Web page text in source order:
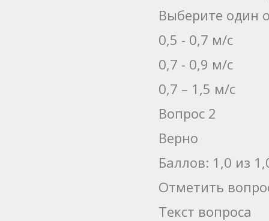
Выберите один
0,5 - 0,7 м/с
0,7 - 0,9 м/с
0,7 – 1,5 м/с
Вопрос 2
Верно
Баллов: 1,0 из
Отметить
Текст вопроса